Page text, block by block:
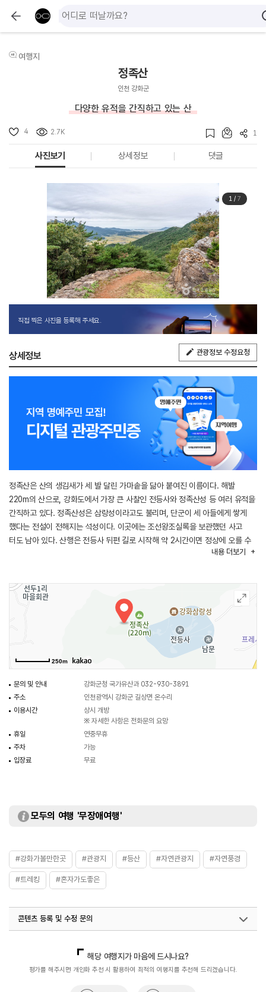
여행지
정족산
인천 강화군
다양한 유적을 간직하고 있는 산
4 2.7K 1
사진보기 상세정보 댓글
1/ 7
직접 찍은 사진을 등록해 주세요.
상세정보 관광정보 수정요청
정족산은 산의 생김새가 세 발 달린 가마솥을 닮아 붙여진 이름이다. 해발
220m의 산으로, 강화도에서 가장 큰 사찰인 전등사와 정족산성 등 여러 유적을
간직하고 있다. 정족산성은 삼랑성이라고도 불리며, 단군이 세 아들에게 쌓게
했다는 전설이 전해지는 석성이다. 이곳에는 조선왕조실록을 보관했던 사고
터도 남아 있다. 산행은 전등사 뒤편 길로 시작해 약 2시간이면 정상에 오를 수
있으며, 정상에서는 전등사 풍경과 마리산, 인천 앞바다의 섬들을 조망할 수
내용 더보기
250m
문의 및 안내
강화군청 국가유산과 032-930-3891
주소
인천광역시 강화군 길상면 온수리
이용시간
상시 개방
※ 자세한 사항은 전화문의 요망
휴일
연중무휴
주차
가능
입장료
무료
모두의 여행 '무장애여행'
#강화가볼만한곳 #관광지 #등산 #자연관광지 #자연풍경
#트레킹 #혼자가도좋은
콘텐츠 등록 및 수정 문의
해당 여행지가 마음에 드시나요?
평가를 해주시면 개인화 추천 시 활용하여 최적의 여행지를 추천해 드리겠습니다.